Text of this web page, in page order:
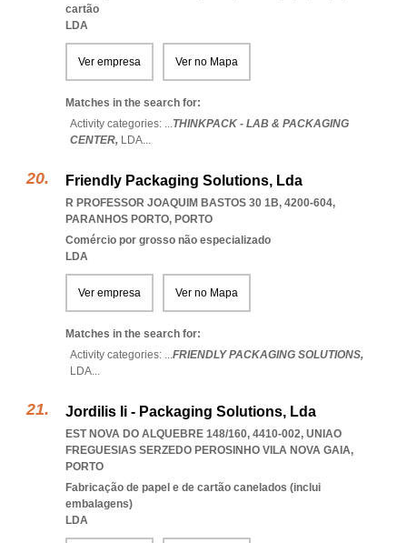
cartão
LDA
Ver empresa Ver no Mapa
Matches in the search for:
Activity categories: ...THINKPACK - LAB & PACKAGING
CENTER, LDA...
Friendly Packaging Solutions, Lda
R PROFESSOR JOAQUIM BASTOS 30 1B, 4200-604,
PARANHOS PORTO, PORTO
Comércio por grosso não especializado
LDA
Ver empresa Ver no Mapa
Matches in the search for:
Activity categories: ...FRIENDLY PACKAGING SOLUTIONS,
LDA...
Jordilis Ii - Packaging Solutions, Lda
EST NOVA DO ALQUEBRE 148/160, 4410-002, UNIAO
FREGUESIAS SERZEDO PEROSINHO VILA NOVA GAIA,
PORTO
Fabricação de papel e de cartão canelados (inclui
embalagens)
LDA